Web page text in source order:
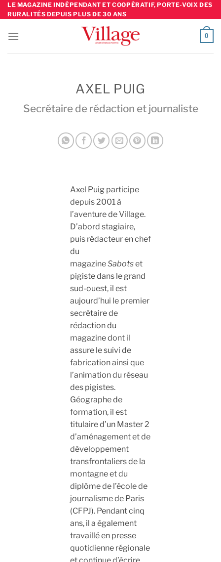
Skip
to
LE MAGAZINE INDÉPENDANT ET COOPÉRATIF, PORTE-VOIX DES
RURALITÉS DEPUIS PLUS DE 30 ANS
0
AXEL PUIG
Secrétaire de rédaction et journaliste
Axel Puig participe
depuis 2001 à
l’aventure de Village.
D’abord stagiaire,
puis rédacteur en chef
du
magazineSabotset
pigiste dans le grand
sud-ouest, il est
aujourd’hui le premier
secrétaire de
rédaction du
magazine dont il
assure le suivi de
fabrication ainsi que
l’animation du réseau
des pigistes.
Géographe de
formation, il est
titulaire d’un Master 2
d’aménagement et de
développement
transfrontaliers de la
montagne et du
diplôme de l’école de
journalisme de Paris
(CFPJ). Pendant cinq
ans, il a également
travaillé en presse
quotidienne régionale